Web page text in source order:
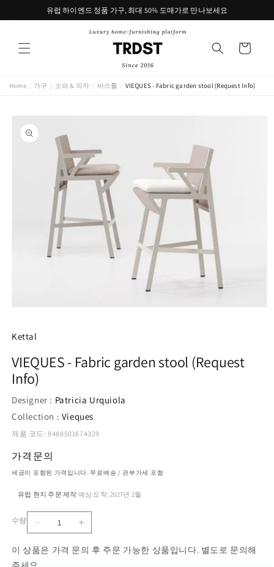
로 건너유럽 하이엔드 정품 가구, 최대 50% 도매가로 만나보세요
트
Home / 가구 / 소파 & 의자 / 바스툴 / VIEQUES - Fabric garden stool (Request Info)
보로 건
너뛰기
에
미
디
어
열
Kettal
VIEQUES - Fabric garden stool (Request
Info)
Designer : Patricia Urquiola
Collection : Vieques
제품 코드: 8488501674329
가격문의
세금이 포함된 가격입니다. 무료배송 / 관부가세 포함
유럽 현지 주문 제작 예상 도착: 2027년 2월
량
수량
VIEQUES
Fabric
VIEQUES
Fabric
이 상품은 가격 문의 후 주문 가능한 상품입니다. 별도로 문의해